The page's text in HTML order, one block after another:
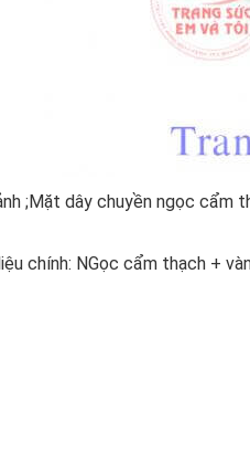
;Mặt dây chuyền ngọc cẩm
chính: NGọc cẩm thạch +